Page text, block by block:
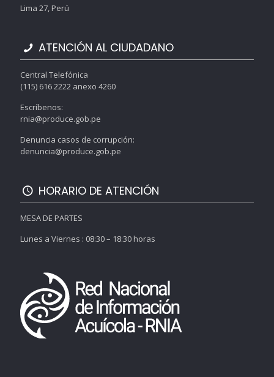
Lima 27, Perú
ATENCIÓN AL CIUDADANO
Central Telefónica
(115) 616 2222 anexo 4260
Escríbenos:
rnia@produce.gob.pe
Denuncia casos de corrupción:
denuncia@produce.gob.pe
HORARIO DE ATENCIÓN
MESA DE PARTES
Lunes a Viernes : 08:30 – 18:30 horas